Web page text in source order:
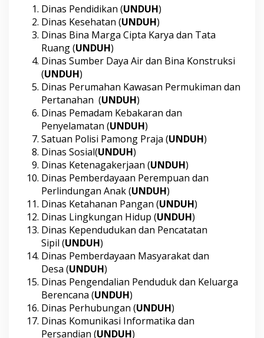
o
k
u
m
n
A
S
K
P
T
a
h
u
n
2
0
1
8
Dinas Pendidikan (UNDUH)
Dinas Kesehatan (UNDUH)
Dinas Bina Marga Cipta Karya dan Tata
Ruang (UNDUH)
Dinas Sumber Daya Air dan Bina Konstruksi
(UNDUH)
Dinas Perumahan Kawasan Permukiman dan
Pertanahan (UNDUH)
Dinas Pemadam Kebakaran dan
Penyelamatan (UNDUH)
Satuan Polisi Pamong Praja (UNDUH)
Dinas Sosial(UNDUH)
Dinas Ketenagakerjaan (UNDUH)
Dinas Pemberdayaan Perempuan dan
Perlindungan Anak (UNDUH)
Dinas Ketahanan Pangan (UNDUH)
Dinas Lingkungan Hidup (UNDUH)
Dinas Kependudukan dan Pencatatan
Sipil (UNDUH)
Dinas Pemberdayaan Masyarakat dan
Desa (UNDUH)
Dinas Pengendalian Penduduk dan Keluarga
Berencana (UNDUH)
Dinas Perhubungan (UNDUH)
Dinas Komunikasi Informatika dan
Persandian (UNDUH)